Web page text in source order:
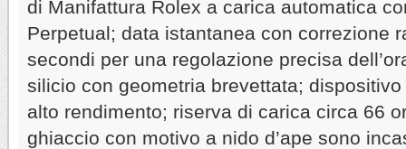
di Manifattura Rolex a carica automatica
Perpetual; data istantanea con correzione
secondi per una regolazione precisa
silicio con geometria brevettata;
alto rendimento; riserva di carica circa 66
ghiaccio con motivo a nido d’ape sono